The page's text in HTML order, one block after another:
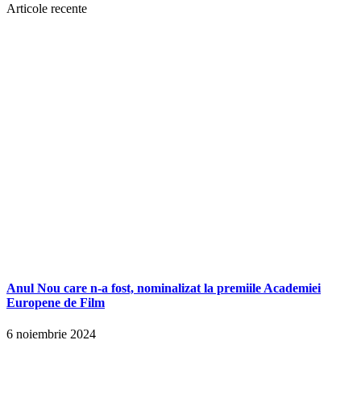
Articole recente
Anul Nou care n-a fost, nominalizat la premiile Academiei
Europene de Film
6 noiembrie 2024